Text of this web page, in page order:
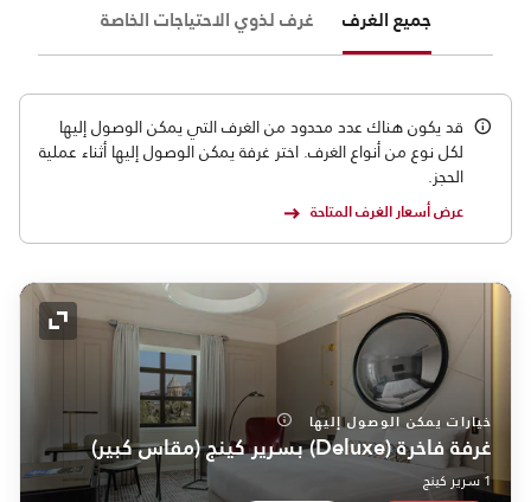
جميع الغرف غرف لذوي الاحتياجات الخاصة
قد يكون هناك عدد محدود من الغرف التي يمكن الوصول إليها
لكل نوع من أنواع الغرف. اختر غرفة يمكن الوصول إليها أثناء عملية
الحجز.
عرض أسعار الغرف المتاحة
رمز
خيارات يمكن الوصول إليها
غرفة فاخرة (Deluxe) بسرير كينج (مقاس كبير)
1 سرير كينج